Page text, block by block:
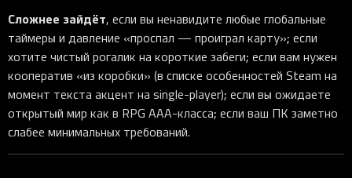
Сложнее зайдёт, если вы ненавидите любые глобальные
таймеры и давление «проспал — проиграл карту»; если
хотите чистый рогалик на короткие забеги; если вам нужен
кооператив «из коробки» (в списке особенностей Steam на
момент текста акцент на single-player); если вы ожидаете
открытый мир как в RPG AAA-класса; если ваш ПК заметно
слабее минимальных требований.